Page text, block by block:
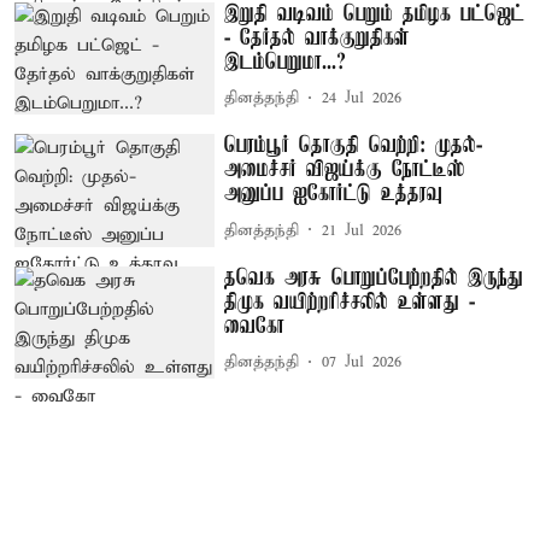
இறுதி வடிவம் பெறும் தமிழக பட்ஜெட்
- தேர்தல் வாக்குறுதிகள்
இடம்பெறுமா...?
தினத்தந்தி 24 Jul 2026
பெரம்பூர் தொகுதி வெற்றி: முதல்-
அமைச்சர் விஜய்க்கு நோட்டீஸ்
அனுப்ப ஐகோர்ட்டு உத்தரவு
தினத்தந்தி 21 Jul 2026
தவெக அரசு பொறுப்பேற்றதில் இருந்து
திமுக வயிற்றரிச்சலில் உள்ளது -
வைகோ
தினத்தந்தி 07 Jul 2026